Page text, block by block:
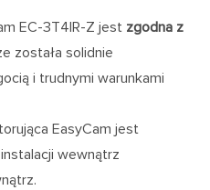
EC-3T4IR-Z jest zgodna z
została solidnie
i trudnymi warunkami
EasyCam jest
wewnątrz